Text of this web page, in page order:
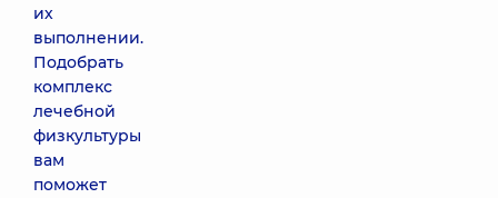
их
выполнении.
Подобрать
комплекс
лечебной
физкультуры
вам
поможет